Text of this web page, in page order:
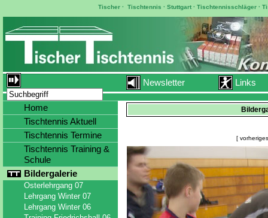
Tischer ·Tischtennis ·Stuttgart ·Tischtennisschläger ·
Newsletter Links
[
Home
Tischtennis Aktuell
Tischtennis Termine
Tischtennis Training &
Schule
Bildergalerie
Osterlehrgang 07
Lehrgang Winter 07
Lehrgang Winter 06